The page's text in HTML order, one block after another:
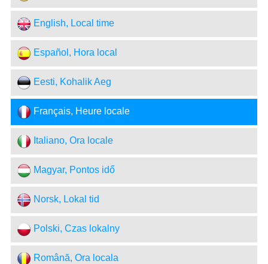
English, Local time
Español, Hora local
Eesti, Kohalik Aeg
Français, Heure locale
Italiano, Ora locale
Magyar, Pontos idő
Norsk, Lokal tid
Polski, Czas lokalny
Română, Ora locala